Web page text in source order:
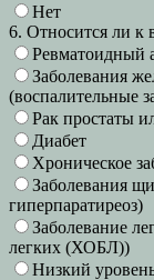
Нет
6. Относится ли к
Ревматоидный
Заболевания
(воспалительные
Рак простаты
Диабет
Хроническое
Заболевания
гиперпаратиреоз)
Заболевание
легких (ХОБЛ))
Низкий